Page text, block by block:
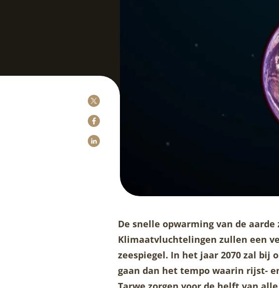
De snelle opwarming van de
Klimaatvluchtelingen zullen een
zeespiegel. In het jaar 2070 zal bij
gaan dan het tempo waarin rijst-